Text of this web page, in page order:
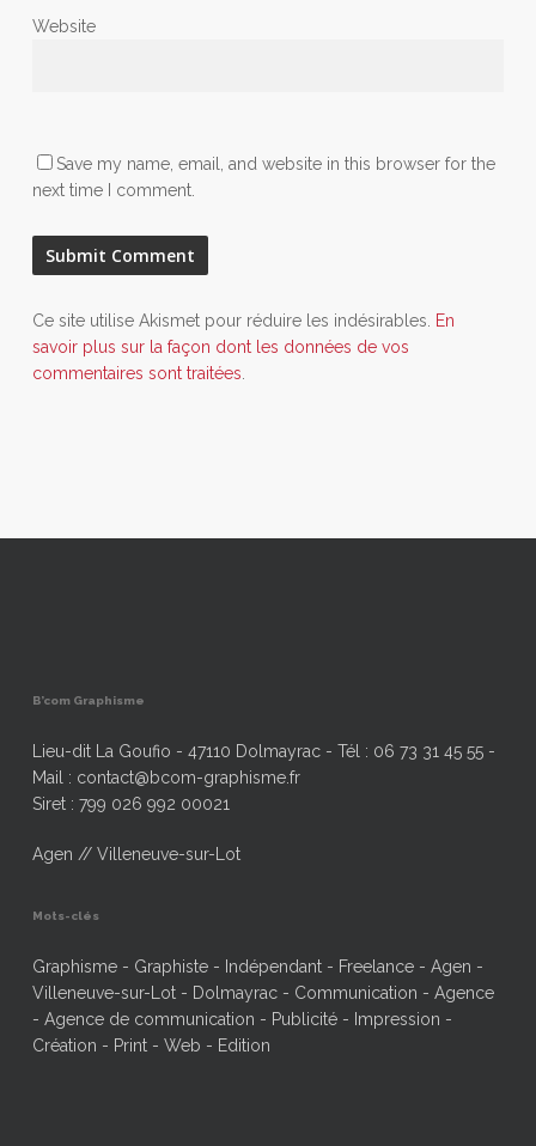
Website
Save my name, email, and website in this browser for the
next time I comment.
Ce site utilise Akismet pour réduire les indésirables.
En
savoir plus sur la façon dont les données de vos
commentaires sont traitées
B’com Graphisme
Lieu-dit La Goufio - 47110 Dolmayrac - Tél : 06 73 31 45 55 -
Mail : contact@bcom-graphisme.fr
Siret : 799 026 992 00021
Agen // Villeneuve-sur-Lot
Mots-clés
Graphisme - Graphiste - Indépendant - Freelance - Agen -
Villeneuve-sur-Lot - Dolmayrac - Communication - Agence
- Agence de communication - Publicité - Impression -
Création - Print - Web - Edition